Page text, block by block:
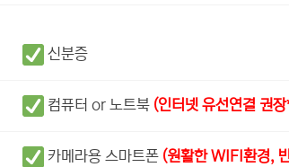
신분증
컴퓨터 or 노트북 (인터넷 유선연결 권
카메라용 스마트폰 (원활한 WIFI환경,